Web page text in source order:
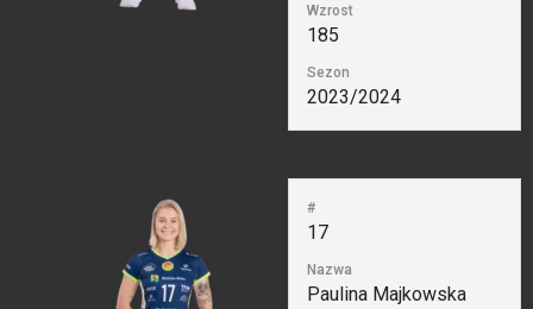
Wzrost
185
Sezon
2023/2024
#
17
Nazwa
Paulina Majkowska